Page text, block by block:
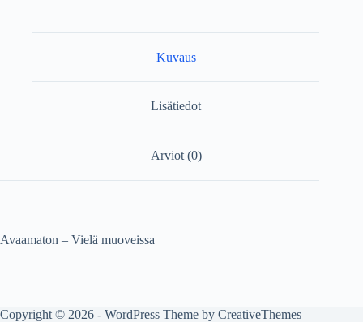
Kuvaus
Lisätiedot
Arviot (0)
Avaamaton – Vielä muoveissa
Copyright © 2026 - WordPress Theme by CreativeThemes